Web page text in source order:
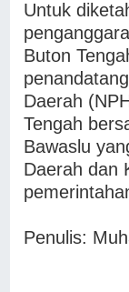
Untuk
Buton
Daerah
Tengah
Bawaslu
Daerah dan
Penulis: